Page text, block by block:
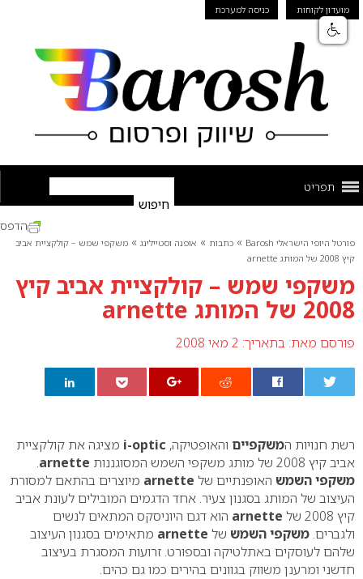
מועדון לקוחות כניסה למערכת
תפריט
פורטל היופי הישראלי Barosh » כתבות » אופנה וסטיילינג » משקפי שמש – קולקציית אביב
קיץ 2008 של המותג arnette
משקפי שמש – קולקציית אביב קיץ
2008 של המותג arnette
פורסם מאת: בתאריך: 2 מאי 2008
הדפס
רשת חנויות המשקפיים והאופטיקה, i-optic מציגה את קולקציית
אביב קיץ 2008 של מותג משקפי השמש המסוגננות
arnette
.
משקפי השמש האופנתיים של arnette מיוצרים בהתאם למסורת
העיצוב של המותג בסגנון צעיר. אחד הדגמים המובילים לעונת אביב
קיץ 2008 של
arnette הוא דגם היוניסקס המתאים לנשים
ולגברים. משקפי השמש של arnette מתאימים בסגנון העיצוב
שלהם לעוסקים באתלטיקה ובספורט. זרועות המסגרת בעיצוב
חדשני ומרענן משווק בגוונים בהירים כמו גם כהים.